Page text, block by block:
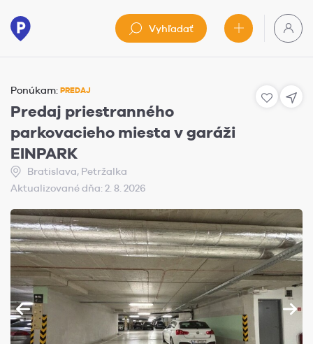
Vyhľadať
Ponúkam: PREDAJ
Predaj priestranného
parkovacieho miesta v garáži
EINPARK
Bratislava, Petržalka
Aktualizované dňa: 2. 8. 2026